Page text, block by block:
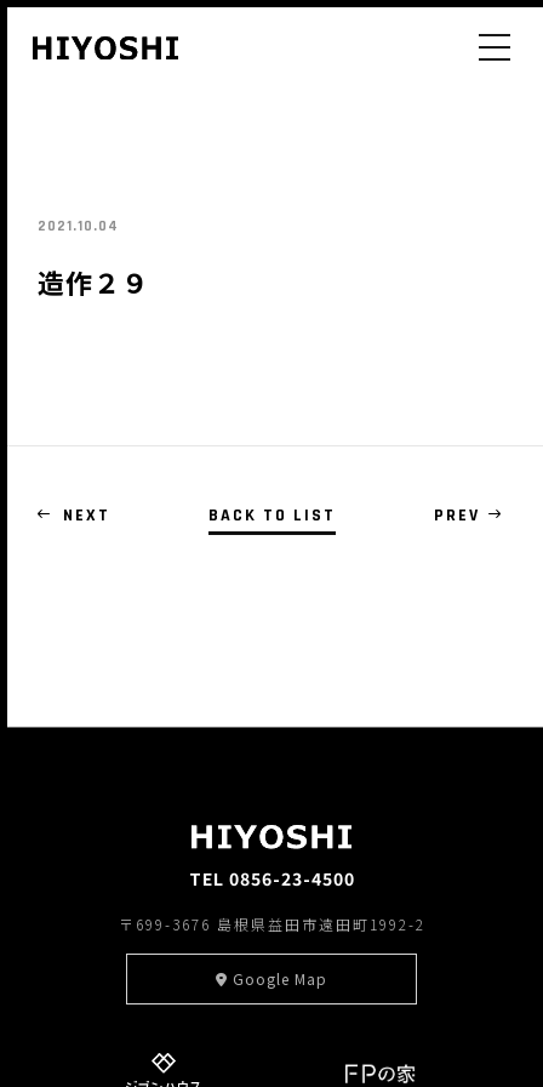
post_main
2021.10.04
造作２９
NEXT BACK TO LIST PREV
TEL 0856-23-4500
〒699-3676 島根県益田市遠田町1992-2
Google Map